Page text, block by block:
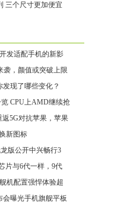
三个尺寸更加便宜
发适配手机的新影
袭，颜值或突破上限
发现了哪些变化？
CPU上AMD继续抢
返5G对抗苹果，苹果
新图标
版公开中兴畅行3
片与6代一样，9代
机配置强悍体验超
会曝光手机旗舰平板